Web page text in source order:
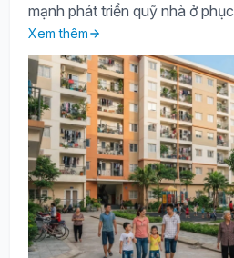
mạnh phát triển quỹ nhà ở
Xem thêm